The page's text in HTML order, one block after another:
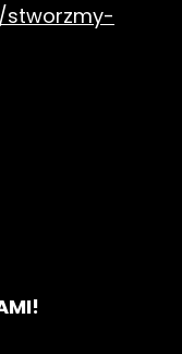
stworzmy-